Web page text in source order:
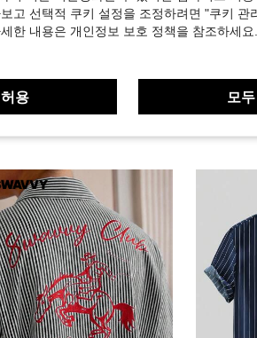
PAVTROS 남성용 레터 자수 싱글 브레스트 포켓 반팔 셔츠
원
-48%
8,890원
고 선택적 쿠키 설정을 조정하려면 "쿠키 관
한 내용은 개인정보 보호 정책을 참조하세요.
용 모